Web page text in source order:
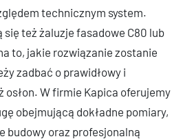
technicznym system.
się też żaluzje fasadowe C80 lub
to, jakie rozwiązanie zostanie
zadbać o prawidłowy i
osłon. W firmie Kapica oferujemy
obejmującą dokładne pomiary,
budowy oraz profesjonalną